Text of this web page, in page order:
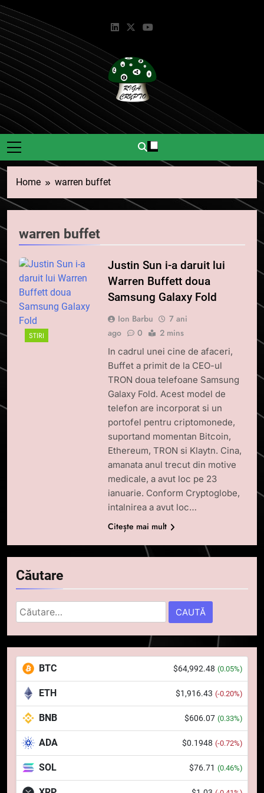
Skip
to
content
Riga Crypto
Știri Și Informații Despre
Criptomonede.
Home warren buffet
warren buffet
STIRI
Justin Sun i-a daruit lui
Warren Buffett doua
Samsung Galaxy Fold
Ion Barbu
7 ani
ago
0 2 mins
In cadrul unei cine de afaceri,
Buffet a primit de la CEO-ul
TRON doua telefoane Samsung
Galaxy Fold. Acest model de
telefon are incorporat si un
portofel pentru criptomonede,
suportand momentan Bitcoin,
Ethereum, TRON si Klaytn. Cina,
amanata anul trecut din motive
medicale, a avut loc pe 23
ianuarie. Conform Cryptoglobe,
intalnirea a avut loc…
Citește mai mult
Căutare
Caută
după:
BTC $64,992.48 (0.05%)
ETH $1,916.43 (-0.20%)
BNB $606.07 (0.33%)
ADA $0.1948 (-0.72%)
SOL $76.71 (0.46%)
Squid a strâns 6 milioane de
dolari cu sprijinul Ripple, apoi a
pierdut jumătate din aceștia
într-un atac cibernetic în mai
6
Banii digitali și arhitectura
încrederii: O nouă viziune asupra
banilor în era digitală